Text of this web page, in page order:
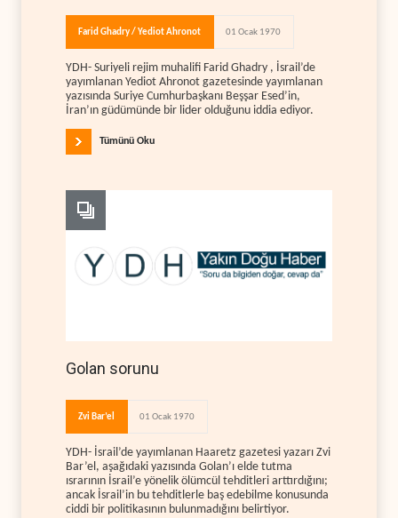
Farid Ghadry / Yediot Ahronot 01 Ocak 1970
YDH- Suriyeli rejim muhalifi Farid Ghadry , İsrail’de
yayımlanan Yediot Ahronot gazetesinde yayımlanan
yazısında Suriye Cumhurbaşkanı Beşşar Esed’in,
İran’ın güdümünde bir lider olduğunu iddia ediyor.
Tümünü Oku
Golan sorunu
Zvi Bar’el 01 Ocak 1970
YDH- İsrail’de yayımlanan Haaretz gazetesi yazarı Zvi
Bar’el, aşağıdaki yazısında Golan’ı elde tutma
ısrarının İsrail’e yönelik ölümcül tehditleri arttırdığını;
ancak İsrail’in bu tehditlerle baş edebilme konusunda
ciddi bir politikasının bulunmadığını belirtiyor.